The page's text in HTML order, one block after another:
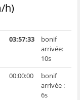
h)
03:57:33
bonif
arrivée:
10s
00:00:00
bonif
arrivée :
6s